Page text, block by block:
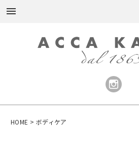
menu
HOME ボディケア